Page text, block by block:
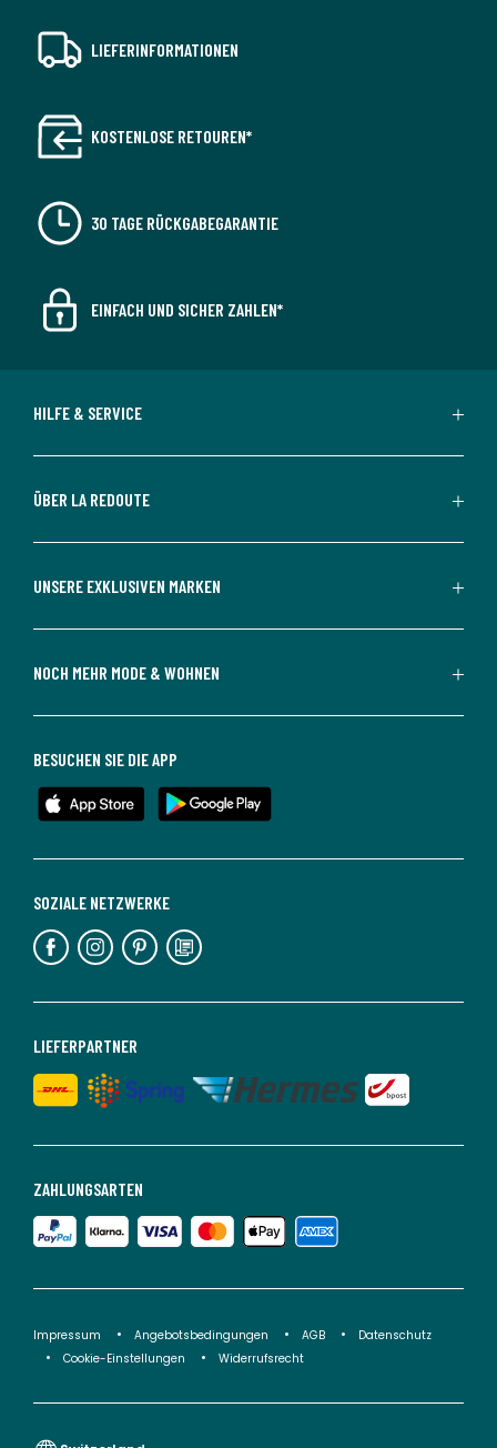
LIEFERINFORMATIONEN
KOSTENLOSE RETOUREN*
30 TAGE RÜCKGABEGARANTIE
EINFACH UND SICHER ZAHLEN*
HILFE & SERVICE
ÜBER LA REDOUTE
UNSERE EXKLUSIVEN MARKEN
NOCH MEHR MODE & WOHNEN
ZAHLUNGSARTEN
LIEFERPARTNER
SOZIALE NETZWERKE
BESUCHEN SIE DIE APP
Impressum Angebotsbedingungen AGB
Datenschutz
Cookie-Einstellungen
Widerrufsrecht